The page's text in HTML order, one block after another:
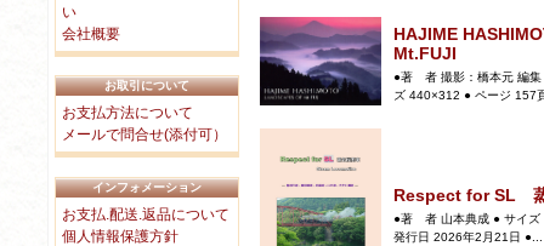
い
会社概要
お取引について
お支払方法について
メールで問合せ(添付可）
インフォメーション
お支払.配送.返品について
個人情報保護方針
HAJIME
Mt.FUJI
●著 者 撮影：橋本元 編集
ズ 440×312 ● ページ 157
Respect for SL
●著 者 山本典成 ● サイズ
発行日 2026年2月21日 ●...